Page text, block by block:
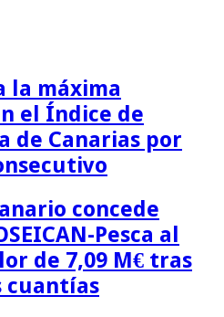
la máxima
el Índice de
de Canarias por
concede
Pesca al
de 7,09 M€ tras
cuantías